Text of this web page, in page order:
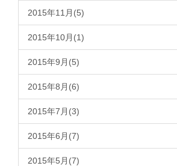
2015年11月(5)
2015年10月(1)
2015年9月(5)
2015年8月(6)
2015年7月(3)
2015年6月(7)
2015年5月(7)